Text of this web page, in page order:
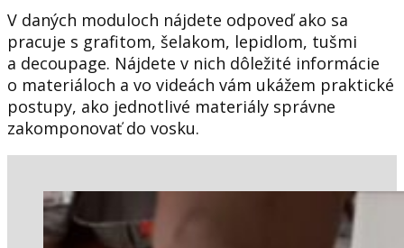
V daných moduloch nájdete odpoveď ako sa
pracuje s grafitom, šelakom, lepidlom, tušmi
a decoupage. Nájdete v nich dôležité informácie
o materiáloch a vo videách vám ukážem praktické
postupy, ako jednotlivé materiály správne
zakomponovať do vosku.